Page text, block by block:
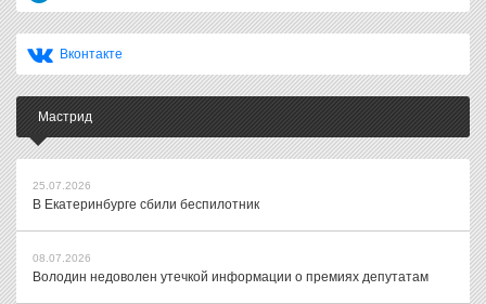
Вконтакте
Мастрид
25.07.2026
В Екатеринбурге сбили беспилотник
08.07.2026
Володин недоволен утечкой информации о премиях депутатам